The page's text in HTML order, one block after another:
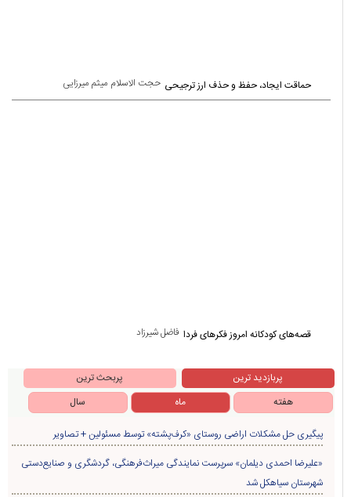
حجت الاسلام میثم میرزایی حماقت ایجاد، حفظ و حذف ارز ترجیحی
فاضل شیرزاد قصه‌های کودکانه امروز فکرهای فردا
پربازدید ترین
پربحث ترین
هفته
ماه سال
پیگیری حل مشکلات اراضی روستای «کرف‌پشته» توسط مسئولین + تصاویر
«علیرضا احمدی دیلمان» سرپرست نمایندگی میراث‌فرهنگی، گردشگری و صنایع‌دستی
شهرستان سیاهکل شد